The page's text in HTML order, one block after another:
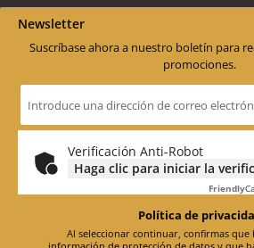
Newsletter
Suscríbase ahora a nuestro boletín para
promociones.
de
correo
electrónico
Verificación Anti-Robot
Haga clic para iniciar la
Friendly
Política de